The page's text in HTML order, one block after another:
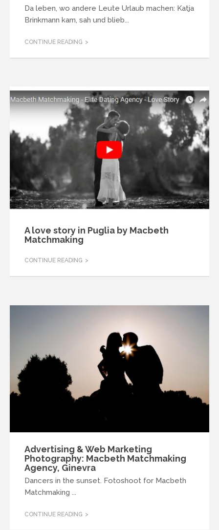
Da leben, wo andere Leute Urlaub machen: Katja
Brinkmann kam, sah und blieb...
CONTINUE READING
A love story in Puglia by Macbeth
Matchmaking
CONTINUE READING
Advertising & Web Marketing
Photography: Macbeth Matchmaking
Agency, Ginevra
Dancers in the sunset. Fotoshoot for Macbeth
Matchmaking ...
CONTINUE READING